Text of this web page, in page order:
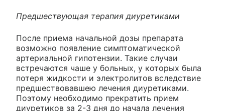
Предшествующая терапия диуретиками
После приема начальной дозы препарата
возможно появление симптоматической
артериальной гипотензии. Такие случаи
встречаются чаше у больных, у которых была
потеря жидкости и электролитов вследствие
предшествовавшею лечения диуретиками.
Поэтому необходимо прекратить прием
диуретиков за 2-3 дня до начала лечения